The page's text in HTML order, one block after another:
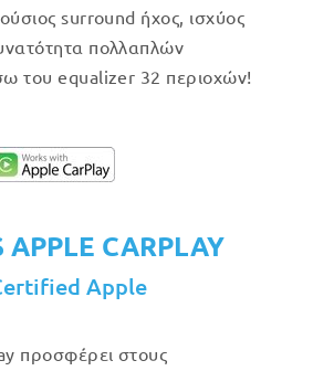
surround ήχος, ισχύος
πολλαπλών
του equalizer 32 περιοχών!
APPLE CARPLAY
Apple
προσφέρει στους